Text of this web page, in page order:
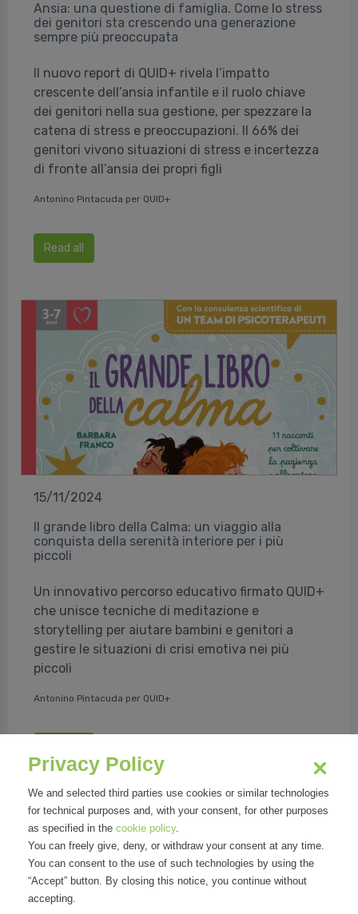
Ansia: una questione di famiglia. Come lo stress
dei genitori sta crescendo una generazione
sempre più preoccupata
Il nuovo report di QUID+ rivela l’impatto
crescente dell’ansia infantile e il ruolo chiave
dei genitori nella sua gestione, per spezzare la
catena di stress e preoccupazioni. Il 66% dei
genitori vivono situazioni di stress e incertezza
di fronte all’ansia dei propri figli
Antonino Pintacuda per QUID+
Read all
15/11/2024
Il grande libro della Calma: un viaggio alla
conquista della serenità interiore per i più
piccoli
Un innovativo percorso educativo firmato QUID+
che unisce tecniche di meditazione e
storytelling per aiutare bambini e genitori a
gestire le situazioni di crisi emotiva nei più
piccoli
Antonino Pintacuda per QUID+
Organizations
Privacy Policy
We and selected third parties use cookies or similar technologies
for technical purposes and, with your consent, for other purposes
as specified in the cookie policy.
You can freely give, deny, or withdraw your consent at any time.
You can consent to the use of such technologies by using the
“Accept” button. By closing this notice, you continue without
accepting.